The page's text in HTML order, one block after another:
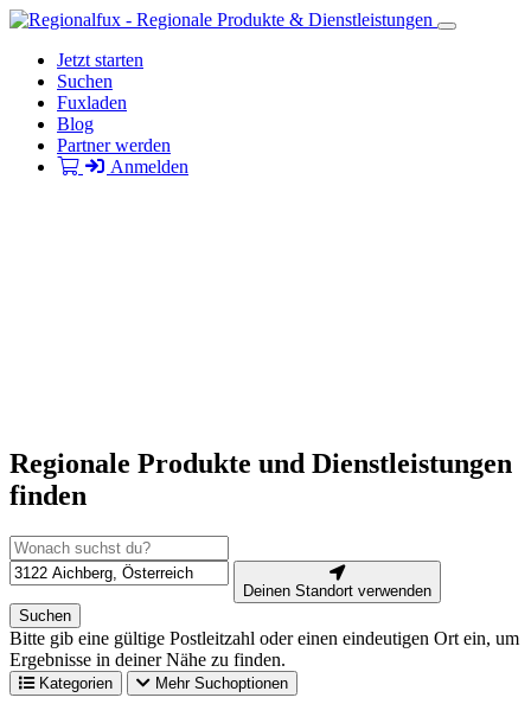
Jetzt starten
Suchen
Fuxladen
Blog
Partner werden
Anmelden
Regionale Produkte und Dienstleistungen
finden
Deinen Standort verwenden
Suchen
Bitte gib eine gültige Postleitzahl oder einen eindeutigen Ort ein, um
Ergebnisse in deiner Nähe zu finden.
Kategorien Mehr Suchoptionen